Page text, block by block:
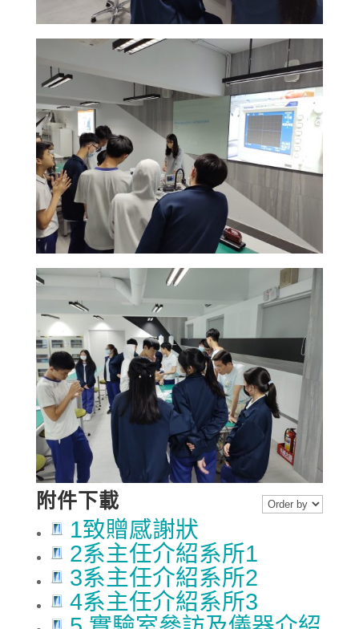
附件下載
1致贈感謝狀
2系主任介紹系所1
3系主任介紹系所2
4系主任介紹系所3